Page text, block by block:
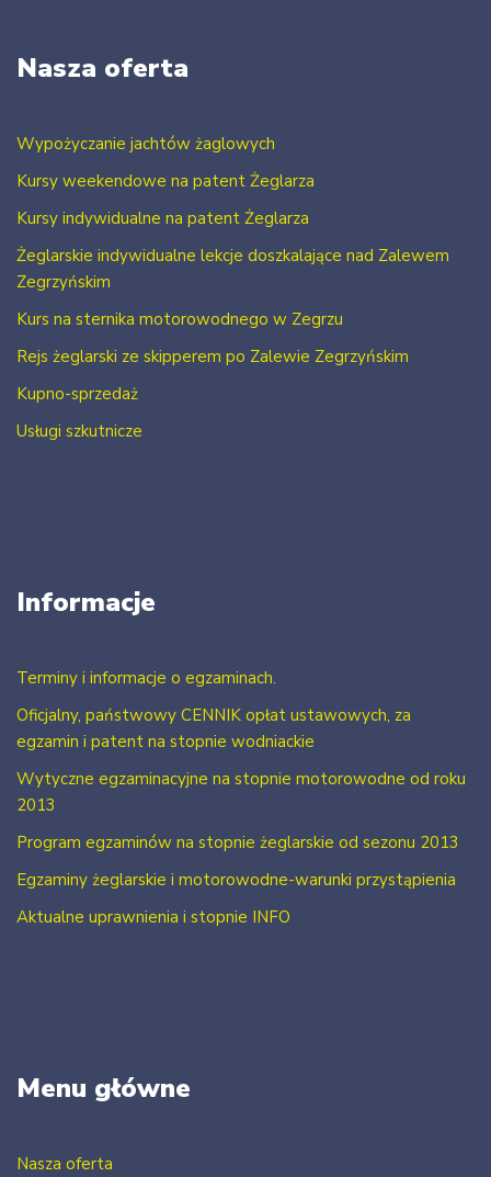
Nasza oferta
Wypożyczanie jachtów żaglowych
Kursy weekendowe na patent Żeglarza
Kursy indywidualne na patent Żeglarza
Żeglarskie indywidualne lekcje doszkalające nad Zalewem
Zegrzyńskim
Kurs na sternika motorowodnego w Zegrzu
Rejs żeglarski ze skipperem po Zalewie Zegrzyńskim
Kupno-sprzedaż
Usługi szkutnicze
Informacje
Terminy i informacje o egzaminach.
Oficjalny, państwowy CENNIK opłat ustawowych, za
egzamin i patent na stopnie wodniackie
Wytyczne egzaminacyjne na stopnie motorowodne od roku
2013
Program egzaminów na stopnie żeglarskie od sezonu 2013
Egzaminy żeglarskie i motorowodne-warunki przystąpienia
Aktualne uprawnienia i stopnie INFO
Menu główne
Nasza oferta